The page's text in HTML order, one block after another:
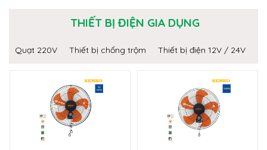
THIẾT BỊ ĐIỆN GIA DỤNG
Quạt 220V Thiết bị chống trộm Thiết bị điện 12V / 24V